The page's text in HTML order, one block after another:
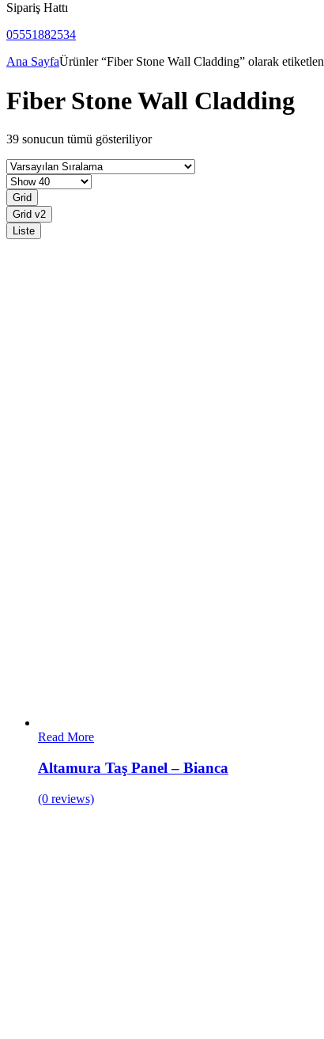
Sipariş Hattı
05551882534
Ana SayfaÜrünler “Fiber Stone Wall Cladding” olarak
Fiber Stone Wall Cladding
39 sonucun tümü gösteriliyor
Grid
Grid v2
Liste
Read More
Altamura Taş Panel – Bianca
(0 reviews)